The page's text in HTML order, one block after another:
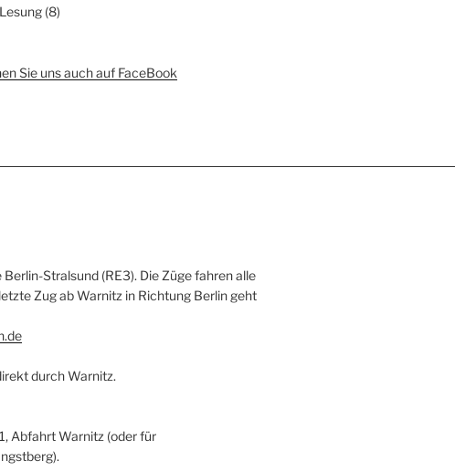
(8)
Sie uns auch auf FaceBook
Stralsund (RE3). Die Züge fahren alle
Zug ab Warnitz in Richtung Berlin geht
durch Warnitz.
Abfahrt Warnitz (oder für